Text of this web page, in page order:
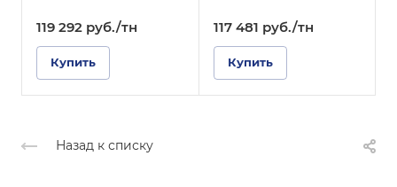
119 292 руб./тн
Купить
117 481 руб./тн
Купить
Назад к списку